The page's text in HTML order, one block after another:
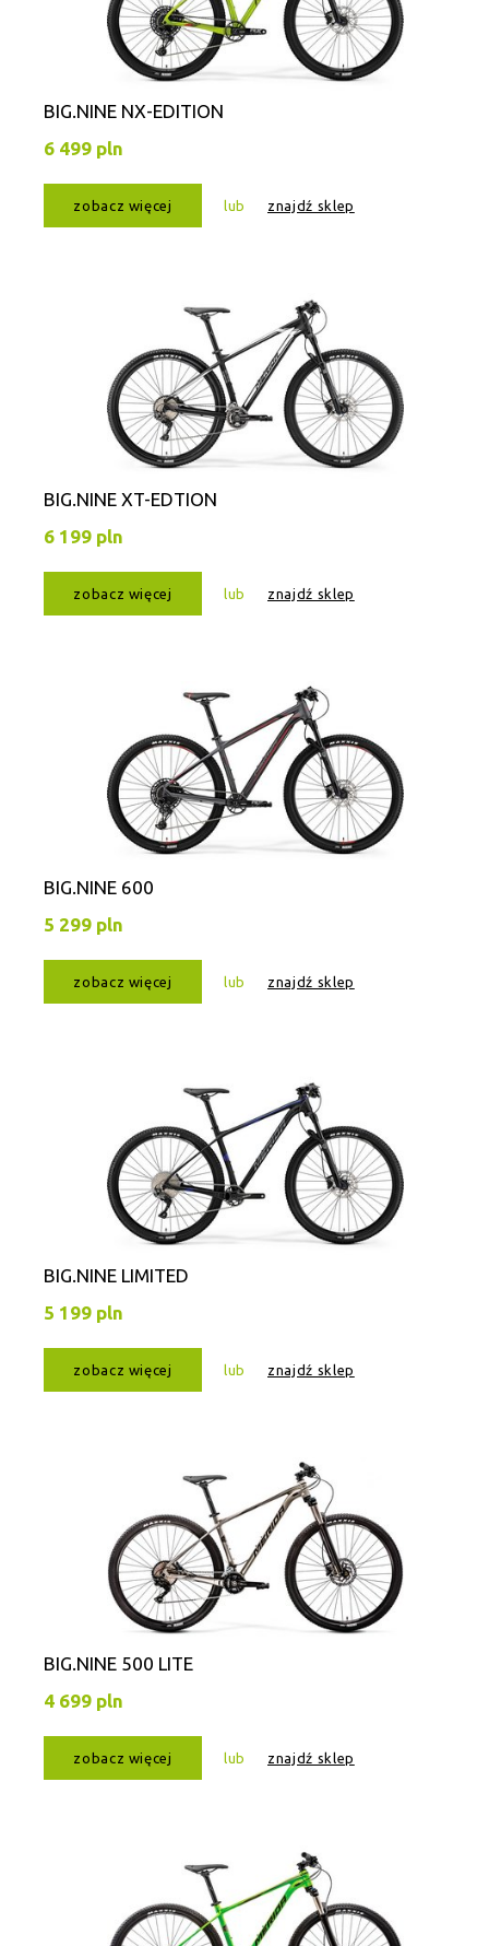
BIG.NINE NX-EDITION
6 499 pln
zobacz więcej lub znajdź sklep
BIG.NINE XT-EDTION
6 199 pln
zobacz więcej lub znajdź sklep
BIG.NINE 600
5 299 pln
zobacz więcej lub znajdź sklep
BIG.NINE LIMITED
5 199 pln
zobacz więcej lub znajdź sklep
BIG.NINE 500 LITE
4 699 pln
zobacz więcej lub znajdź sklep